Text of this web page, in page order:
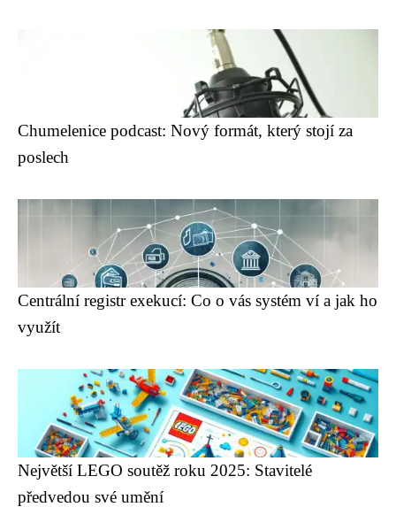
Chumelenice podcast: Nový formát, který stojí za
poslech
Centrální registr exekucí: Co o vás systém ví a jak ho
využít
Největší LEGO soutěž roku 2025: Stavitelé
předvedou své umění